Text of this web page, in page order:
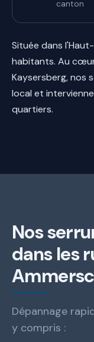
canton
Située dans l'Haut-
habitants. Au
Kaysersberg, nos
local et
quartiers.
Nos
dans les
Dépannage
y compris :